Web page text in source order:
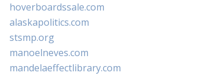
hoverboardssale.com
alaskapolitics.com
stsmp.org
manoelneves.com
mandelaeffectlibrary.com